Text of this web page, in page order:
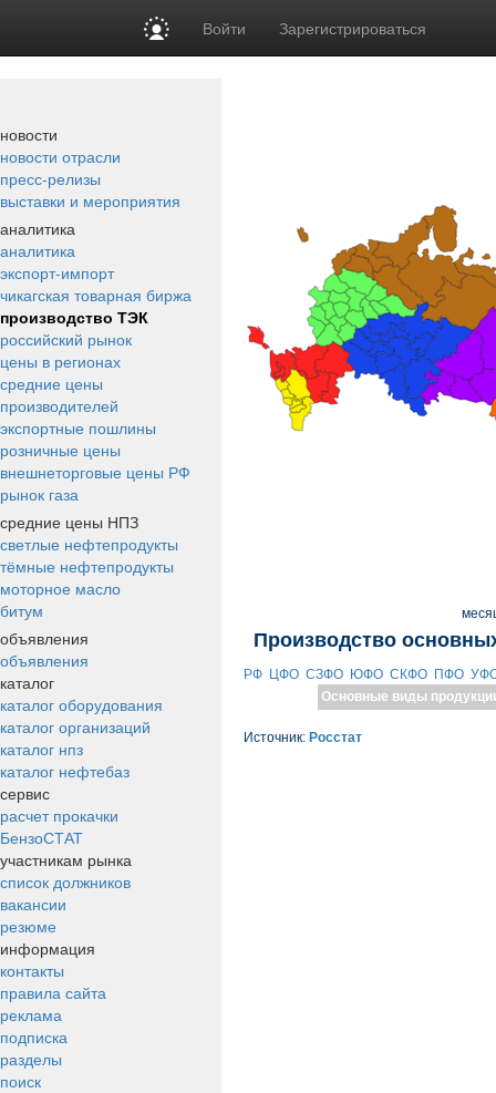
Войти Зарегистрироваться
новости
новости отрасли
пресс-релизы
выставки и мероприятия
аналитика
аналитика
экспорт-импорт
чикагская товарная биржа
производство ТЭК
российский рынок
цены в регионах
средние цены
производителей
экспортные пошлины
розничные цены
внешнеторговые цены РФ
рынок газа
средние цены НПЗ
светлые нефтепродукты
тёмные нефтепродукты
моторное масло
битум
объявления
объявления
каталог
каталог оборудования
каталог организаций
каталог нпз
каталог нефтебаз
сервис
расчет прокачки
БензоСТАТ
участникам рынка
список должников
вакансии
резюме
информация
контакты
правила сайта
реклама
подписка
разделы
поиск
Производство
РФ ЦФО СЗФО ЮФО СКФО ПФО
Основные виды
Источник: Росстат